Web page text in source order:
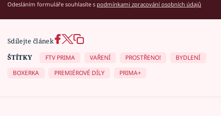
Odesláním formuláře souhlasíte s podmínkami zpracování osobních údajů
Sdílejte článek
ŠTÍTKY
FTV PRIMA VAŘENÍ PROSTŘENO!
BYDLENÍ
BOXERKA
PREMIÉROVÉ DÍLY PRIMA+